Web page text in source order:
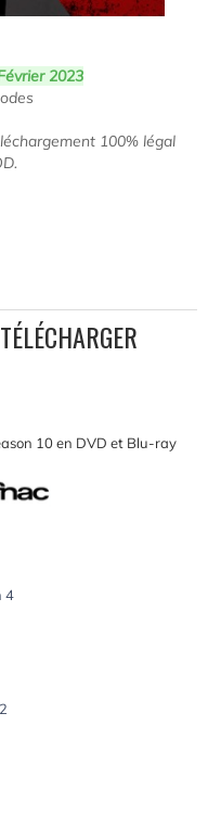
2023
100% légal
10 en DVD et Blu-ray
4